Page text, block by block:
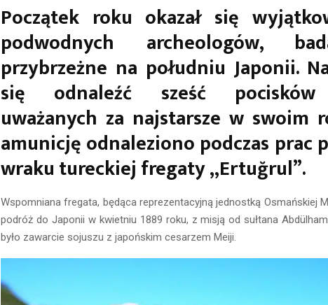
Początek roku okazał się
podwodnych archeologów,
przybrzeżne na południu Japonii.
się odnaleźć sześć pocisków
uważanych za najstarsze w swoim
amunicję odnaleziono podczas prac
wraku tureckiej fregaty „Ertuğrul”.
Wspomniana fregata, będąca reprezentacyjną jednostką Osmańskiej
podróż do Japonii w kwietniu 1889 roku, z misją od sułtana
było zawarcie sojuszu z japońskim cesarzem Meiji.